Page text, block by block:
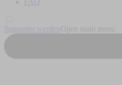
FAQ
Supporter werden Open main menu